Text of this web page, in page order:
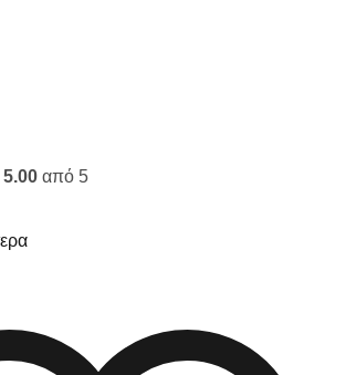
5.00 από 5